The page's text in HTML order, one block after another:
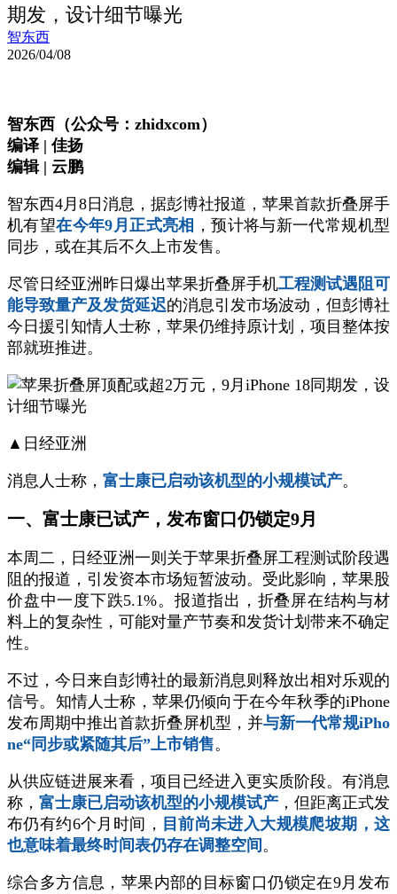
期发，设计细节曝光
智东西
2026/04/08
智东西（公众号：zhidxcom）
编译 | 佳扬
编辑 | 云鹏
智东西4月8日消息，据彭博社报道，苹果首款折叠屏手
机有望在今年9月正式亮相 ，预计将与新一代常规机型
同步，或在其后不久上市发售。
尽管日经亚洲昨日爆出苹果折叠屏手机工程测试遇阻可
能导致量产及发货延迟的消息引发市场波动，但彭博社
今日援引知情人士称，苹果仍维持原计划，项目整体按
部就班推进。
▲日经亚洲
消息人士称， 富士康已启动该机型的小规模试产。
一、富士康已试产，发布窗口仍锁定9月
本周二，日经亚洲一则关于苹果折叠屏工程测试阶段遇
阻的报道，引发资本市场短暂波动。受此影响，苹果股
价盘中一度下跌5.1%。报道指出，折叠屏在结构与材
料上的复杂性，可能对量产节奏和发货计划带来不确定
性。
不过，今日来自彭博社的最新消息则释放出相对乐观的
信号。知情人士称，苹果仍倾向于在今年秋季的iPhone
发布周期中推出首款折叠屏机型，并与新一代常规iPho
ne“同步或紧随其后”上市销售。
从供应链进展来看，项目已经进入更实质阶段。有消息
称， 富士康已启动该机型的小规模试产 ，但距离正式发
布仍有约6个月时间， 目前尚未进入大规模爬坡期，这
也意味着最终时间表仍存在调整空间 。
综合多方信息，苹果内部的目标窗口仍锁定在9月发布